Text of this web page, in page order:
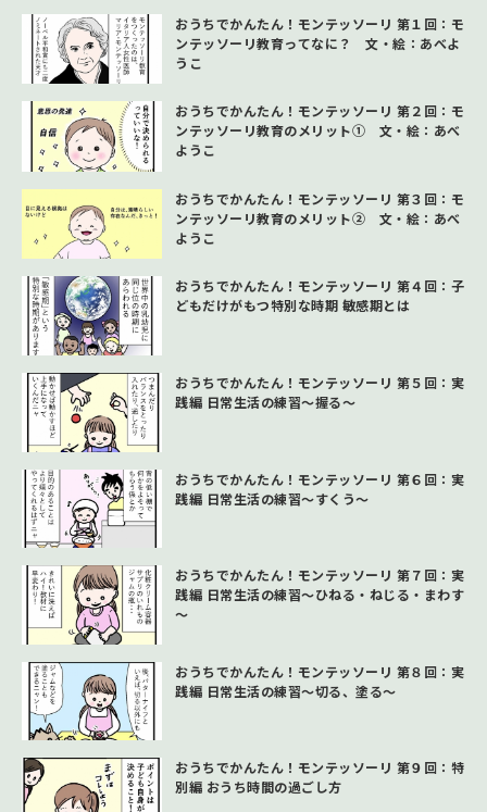
おうちでかんたん！モンテッソーリ 第１回：モ
ンテッソーリ教育ってなに？ 文・絵：あべよ
うこ
おうちでかんたん！モンテッソーリ 第２回：モ
ンテッソーリ教育のメリット① 文・絵：あべ
ようこ
おうちでかんたん！モンテッソーリ 第３回：モ
ンテッソーリ教育のメリット② 文・絵：あべ
ようこ
おうちでかんたん！モンテッソーリ 第４回：子
どもだけがもつ特別な時期 敏感期とは
おうちでかんたん！モンテッソーリ 第５回：実
践編 日常生活の練習～握る～
おうちでかんたん！モンテッソーリ 第６回：実
践編 日常生活の練習～すくう～
おうちでかんたん！モンテッソーリ 第７回：実
践編 日常生活の練習～ひねる・ねじる・まわす
～
おうちでかんたん！モンテッソーリ 第８回：実
践編 日常生活の練習～切る、塗る～
おうちでかんたん！モンテッソーリ 第９回：特
別編 おうち時間の過ごし方